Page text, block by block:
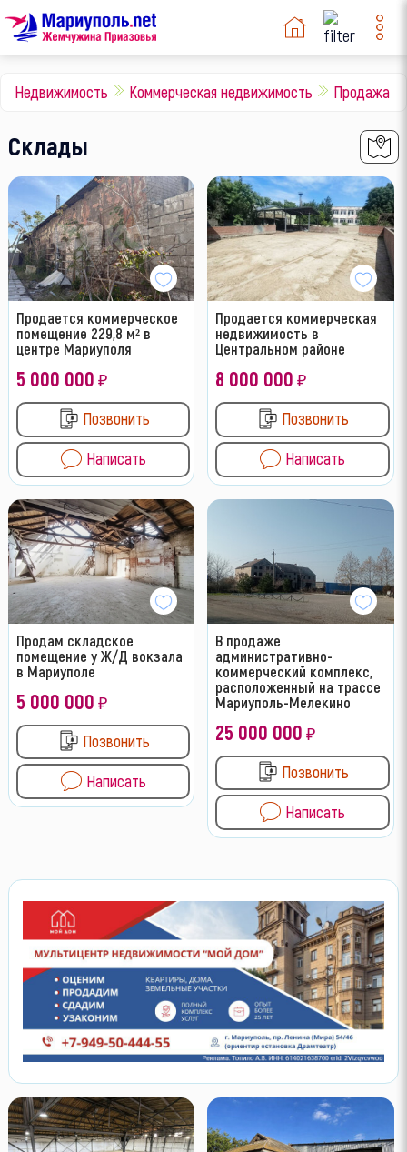
Недвижимость Коммерческая недвижимость Продажа
Склады
Продается коммерческое
помещение 229,8 м² в
центре Мариуполя
5 000 000 ₽
Позвонить
Написать
Продается коммерческая
недвижимость в
Центральном районе
8 000 000 ₽
Позвонить
Написать
Продам складское
помещение у Ж/Д вокзала
в Мариуполе
5 000 000 ₽
Позвонить
Написать
В продаже
административно-
коммерческий комплекс,
расположенный на трассе
Мариуполь-Мелекино
25 000 000 ₽
Позвонить
Написать